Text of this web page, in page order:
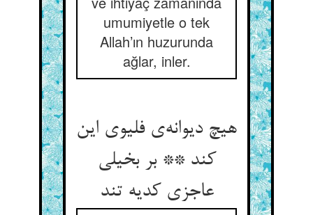
umumiyetle o tek
Allah’ın huzurunda
ağlar, inler.
هیچ دیوانه‌ی فلیوی این
کند ** بر بخیلی
عاجزی کدیه تند